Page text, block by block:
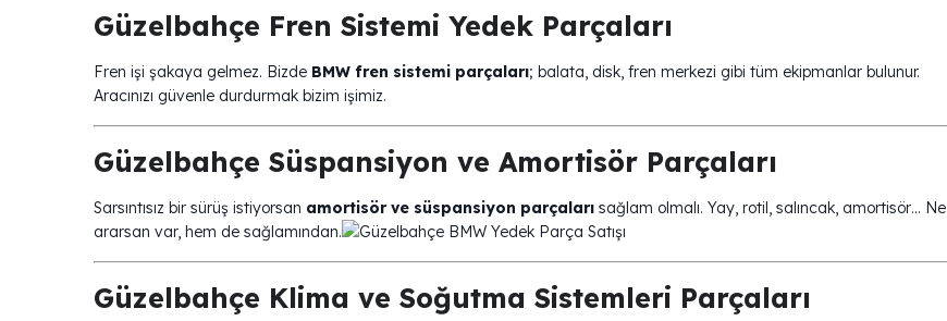
Güzelbahçe Fren Sistemi Yedek Parçaları
Fren işi şakaya gelmez. Bizde BMW fren sistemi parçaları; balata, disk, fren merkezi gibi tüm ekipmanlar bulunur.
Aracınızı güvenle durdurmak bizim işimiz.
Güzelbahçe Süspansiyon ve Amortisör Parçaları
Sarsıntısız bir sürüş istiyorsan amortisör ve süspansiyon parçaları sağlam olmalı. Yay, rotil, salıncak, amortisör… Ne
ararsan var, hem de sağlamından.
Güzelbahçe Klima ve Soğutma Sistemleri Parçaları